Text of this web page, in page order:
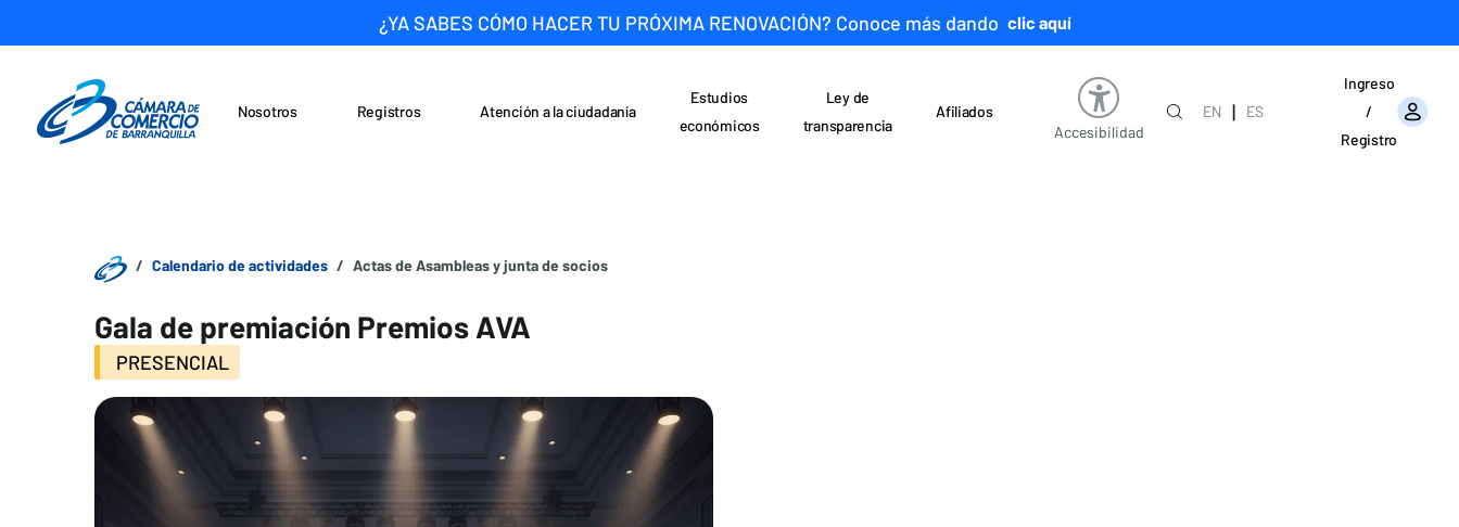
¿YA SABES CÓMO HACER TU PRÓXIMA RENOVACIÓN? Conoce más dando clic aquí
Nosotros Registros
Atención a la ciudadanía
Estudios
económicos
Ley de
transparencia
Afiliados
Accesibilidad
EN |
ES
Ingreso
/
Registro
Calendario de actividades Actas de Asambleas y junta de socios
Gala de premiación Premios AVA
PRESENCIAL